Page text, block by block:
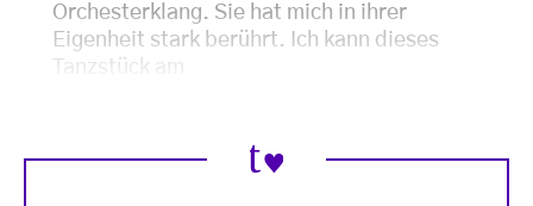
Orchesterklang. Sie hat mich in ihrer
Eigenheit stark berührt. Ich kann dieses
Tanzstück am